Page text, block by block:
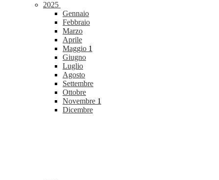
2025
Gennaio
Febbraio
Marzo
Aprile
Maggio 1
Giugno
Luglio
Agosto
Settembre
Ottobre
Novembre 1
Dicembre